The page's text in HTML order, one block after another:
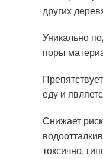
других
Уникально
поры
еду и
Снижает
токсично,